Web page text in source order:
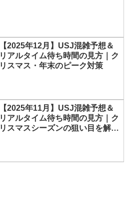
【2025年12月】USJ混雑予想＆
リアルタイム待ち時間の見方｜ク
リスマス・年末のピーク対策
【2025年11月】USJ混雑予想＆
リアルタイム待ち時間の見方｜ク
リスマスシーズンの狙い目を解